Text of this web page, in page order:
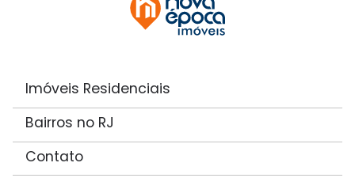
Imóveis Residenciais
Bairros no RJ
Contato